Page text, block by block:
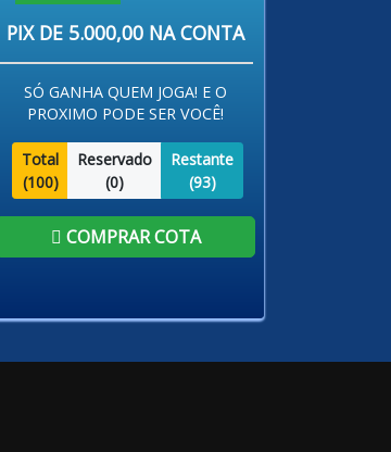
PIX DE 5.000,00 NA CONTA
SÓ GANHA QUEM JOGA! E O
PROXIMO PODE SER VOCÊ!
Total
(100)
Reservado
(0)
Restante
(93)
COMPRAR COTA